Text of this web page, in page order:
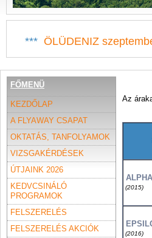
*** ÖLÜDENIZ
FŐMENÜ
KEZDŐLAP
A FLYAWAY CSAPAT
OKTATÁS, TANFOLYAMOK
VIZSGAKÉRDÉSEK
ÚTJAINK 2026
KEDVCSINÁLÓ
PROGRAMOK
FELSZERELÉS
FELSZERELÉS AKCIÓK
Az
(2015)
(2016)